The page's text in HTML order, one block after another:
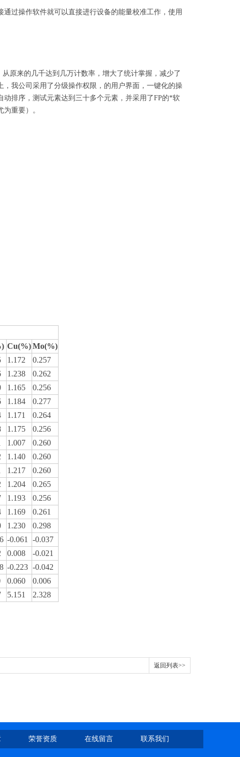
过操作软件就可以直接进行设备的能量校准工作，使用
原来的几千达到几万计数率，增大了统计掌握，减少了
我公司采用了分级操作权限，的用户界面，一键化的操
排序，测试元素达到三十多个元素，并采用了FP的*软
重要）。
Cu(%)Mo(%)
1.172
0.257
1.238
0.262
1.165
0.256
1.184
0.277
1.171
0.264
1.175
0.256
1.007
0.260
1.140
0.260
1.217
0.260
1.204
0.265
1.193
0.256
1.169
0.261
1.230
0.298
-0.061
-0.037
0.008
-0.021
-0.223 -0.042
0.060
0.006
5.151 2.328
返回列表>>
荣誉资质 在线留言 联系我们